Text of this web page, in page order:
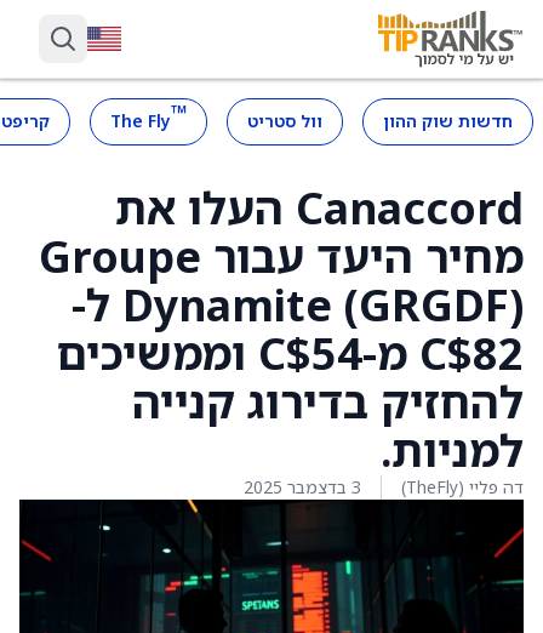
חדשות שוק ההון וול סטריט ™
The Fly
Canaccord העלו את
מחיר היעד עבור Groupe
Dynamite (GRGDF) ל-
C$82 מ-C$54 וממשיכים
להחזיק בדירוג קנייה
למניות.
דה פליי (TheFly) 3 בדצמבר 2025